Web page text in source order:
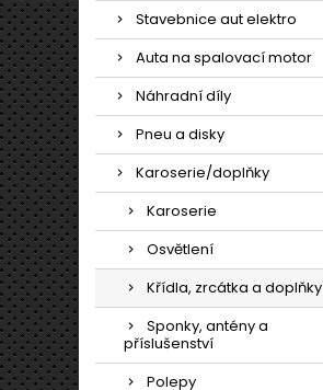
Stavebnice aut elektro
Auta na spalovací motor
Náhradní díly
Pneu a disky
Karoserie/doplňky
Karoserie
Osvětlení
Křídla, zrcátka a doplňky
Sponky, antény a
příslušenství
Polepy